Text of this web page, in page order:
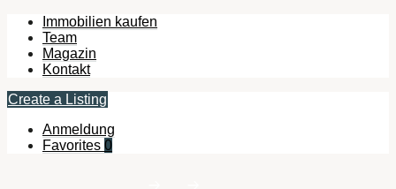
Immobilien kaufen
Team
Magazin
Kontakt
Create a Listing
Anmeldung
Favorites 0